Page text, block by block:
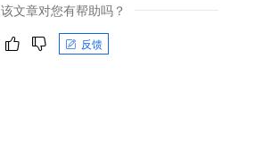
该文章对您有帮助吗？
反馈